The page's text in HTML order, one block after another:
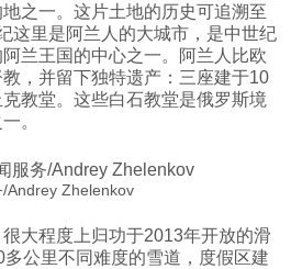
之一。这片土地的历史可追溯至
这里是阿兰人的大城市，是中世纪
兰王国的中心之一。阿兰人比欧
，并留下独特遗产：三座建于10
教堂。这些白石教堂是俄罗斯境
。
Andrey Zhelenkov
大程度上归功于2013年开放的滑
公里不同难度的雪道，度假区建